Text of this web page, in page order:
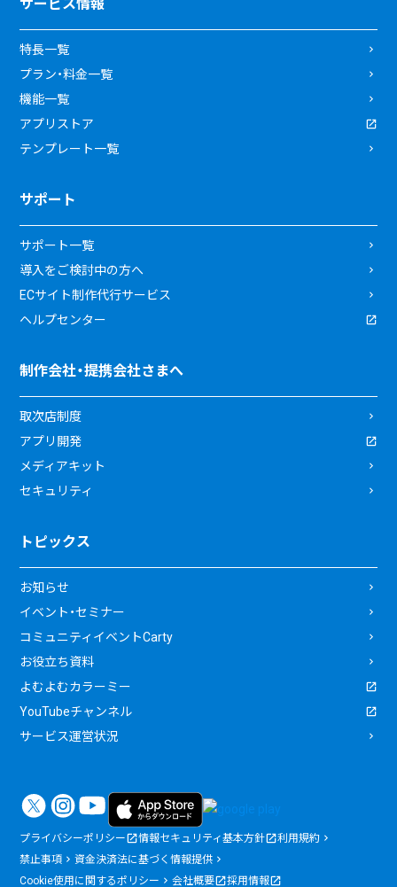
サービス情報
特長一覧
プラン・料金一覧
機能一覧
アプリストア
テンプレート一覧
サポート
サポート一覧
導入をご検討中の方へ
ECサイト制作代行サービス
ヘルプセンター
制作会社・提携会社さまへ
取次店制度
アプリ開発
メディアキット
セキュリティ
トピックス
お知らせ
イベント・セミナー
コミュニティイベントCarty
お役立ち資料
よむよむカラーミー
YouTubeチャンネル
サービス運営状況
プライバシーポリシー 情報セキュリティ基本方針
利用規約
禁止事項
資金決済法に基づく情報提供
Cookie使用に関するポリシー
会社概要 採用情報